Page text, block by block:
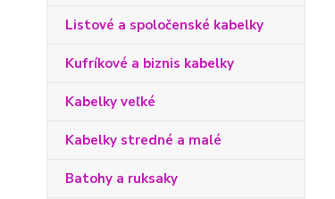
Listové a spoločenské kabelky
Kufríkové a biznis kabelky
Kabelky veľké
Kabelky stredné a malé
Batohy a ruksaky